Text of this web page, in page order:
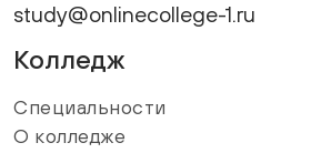
study@onlinecollege-1.ru
Колледж
Специальности
О колледже